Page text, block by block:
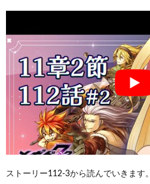
ストーリー112-3から読んでいきます。